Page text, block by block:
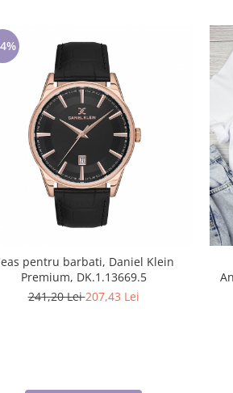
pentru barbati, Daniel Klein
Premium, DK.1.13669.5
241,20 Lei207,43 Lei